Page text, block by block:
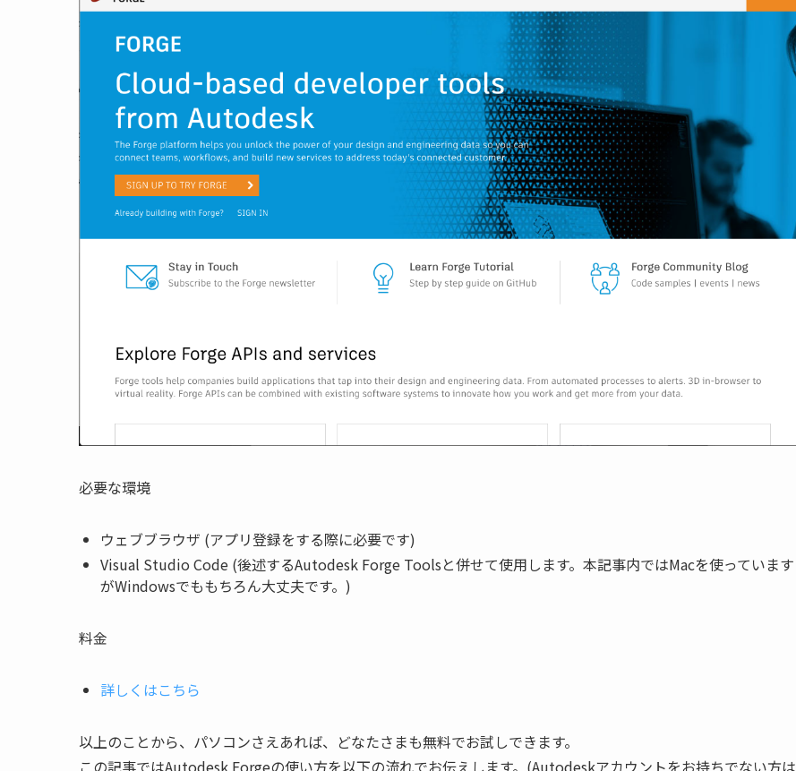
必要な環境
ウェブブラウザ (アプリ登録をする際に必要です)
Visual Studio Code (後述するAutodesk Forge Toolsと併せて使用します。本記事内ではMacを使っています
がWindowsでももちろん大丈夫です。)
料金
詳しくはこちら
以上のことから、パソコンさえあれば、どなたさまも無料でお試しできます。
この記事ではAutodesk Forgeの使い方を以下の流れでお伝えします。(Autodeskアカウントをお持ちでない方は